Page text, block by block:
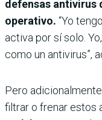
defensas antivirus
operativo. “Yo
activa por sí solo.
como un antivirus”,
Pero
filtrar o frenar estos